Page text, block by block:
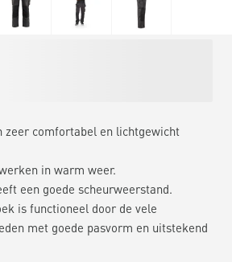
zeer comfortabel en lichtgewicht
in warm weer.
een goede scheurweerstand.
is functioneel door de vele
met goede pasvorm en uitstekend